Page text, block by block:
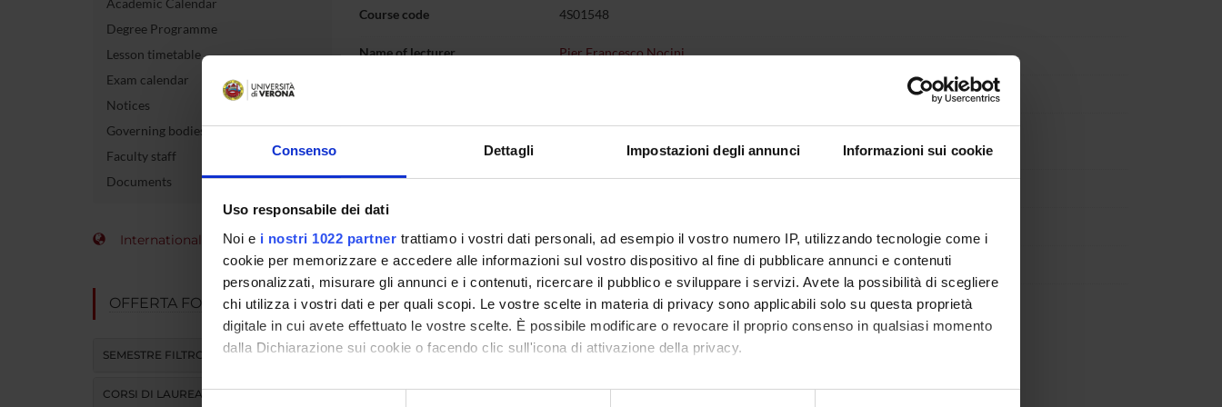
Consenso Dettagli Impostazioni degli annunci Informazioni sui cookie
Uso responsabile dei dati
Noi e i nostri 1022 partner trattiamo i vostri dati personali, ad esempio il vostro numero IP, utilizzando tecnologie come i
cookie per memorizzare e accedere alle informazioni sul vostro dispositivo al fine di pubblicare annunci e contenuti
personalizzati, misurare gli annunci e i contenuti, ricercare il pubblico e sviluppare i servizi. Avete la possibilità di scegliere
chi utilizza i vostri dati e per quali scopi. Le vostre scelte in materia di privacy sono applicabili solo su questa proprietà
digitale in cui avete effettuato le vostre scelte. È possibile modificare o revocare il proprio consenso in qualsiasi momento
dalla Dichiarazione sui cookie o facendo clic sull'icona di attivazione della privacy.
Con il tuo consenso, vorremmo anche:
Selezione
Academic Calendar
Degree Programme
Lesson timetable
Exam calendar
Notices
Governing bodies
Faculty staff
Documents
International Students
OFFERTA FORMATIVA
SEMESTRE FILTRO
CORSI DI LAUREA
Course code 4S01548
Name of lecturer Pier Francesco Nocini
Number of ECTS credits
19
Site VERONA
Period not yet allocated